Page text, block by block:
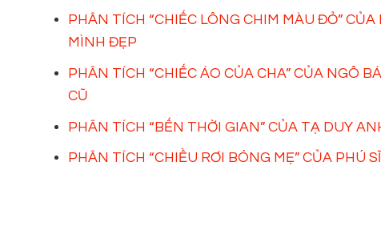
PHÂN TÍCH “CHIẾC LÔNG CHIM MÀU ĐỎ”
MÌNH ĐẸP
PHÂN TÍCH “CHIẾC ÁO CỦA CHA” CỦA NGÔ
CŨ
PHÂN TÍCH “BẾN THỜI GIAN” CỦA TẠ DUY
PHÂN TÍCH “CHIỀU RƠI BÓNG MẸ” CỦA PHÚ